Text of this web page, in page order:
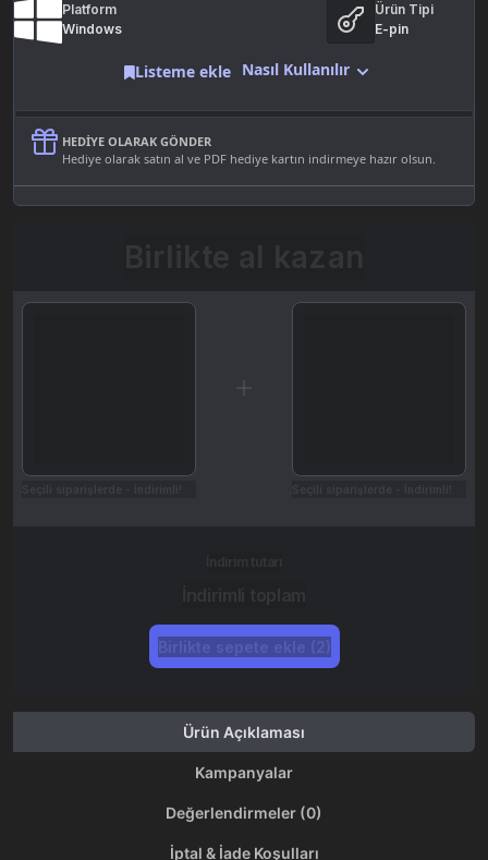
0 değerlendirme
Platform
Windows
Ürün Tipi
E-pin
Nasıl Kullanılır
Listeme ekle
HEDIYE OLARAK GÖNDER
Hediye olarak satın al ve PDF hediye kartın indirmeye hazır olsun.
Ürün Açıklaması
Kampanyalar
Değerlendirmeler (0)
İptal & İade Koşulları